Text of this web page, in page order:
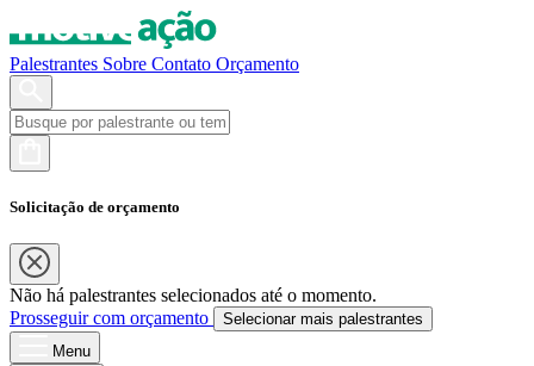
Palestrantes Sobre Contato Orçamento
Solicitação de orçamento
Não há palestrantes selecionados até o momento.
Prosseguir com orçamento
Selecionar mais palestrantes
Menu